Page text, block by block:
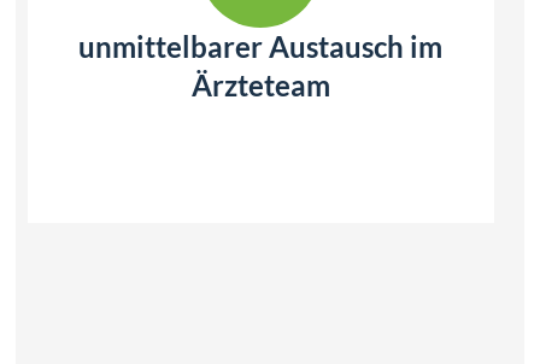
unmittelbarer Austausch im
Ärzteteam